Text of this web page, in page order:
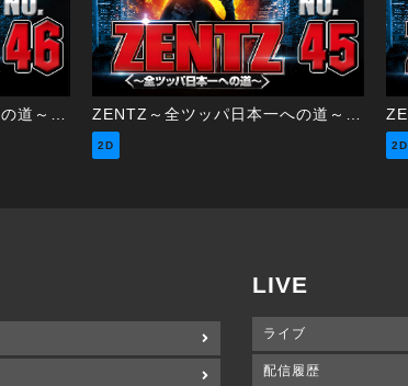
ZENTZ～全ツッパ日本一への道～ 第46話（2/2） ZENTZ～全ツッパ日本一への道～ 第45話（1/2）
2D 2D
LIVE
ライブ
配信履歴